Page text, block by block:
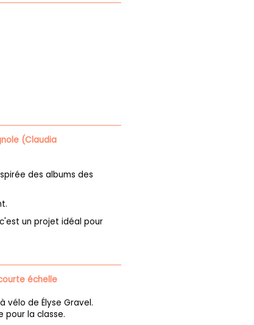
(Claudia
des albums des
un projet idéal pour
échelle
vélo de Élyse Gravel.
pour la classe.